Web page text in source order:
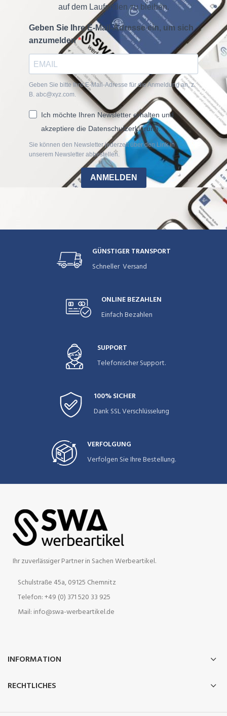
auf dem Laufenden zu bleiben.
Geben Sie Ihre E-Mail-Adresse ein, um sich
anzumelden
Geben Sie bitte Ihre E-Mail-Adresse für die Anmeldung an, z.
B. abc@xyz.com.
Ich möchte Ihren Newsletter erhalten und
akzeptiere die Datenschutzerklärung.
Sie können den Newsletter jederzeit über den Link in
unserem Newsletter abbestellen.
ANMELDEN
GÜNSTIGER TRANSPORT
Schneller Versand
ONLINE BEZAHLEN
Einfach Bezahlen
SUPPORT
Telefonischer Support.
100% SICHER
Dank SSL Verschlüsselung
VERFOLGUNG
Verfolgen Sie Ihre Bestellung.
Ihr zuverlässiger Partner in Sachen Werbeartikel.
Schulstraße 45a, 09125 Chemnitz
Telefon: +49 (0) 371 520 33 925
Mail: info@swa-werbeartikel.de
INFORMATION
RECHTLICHES